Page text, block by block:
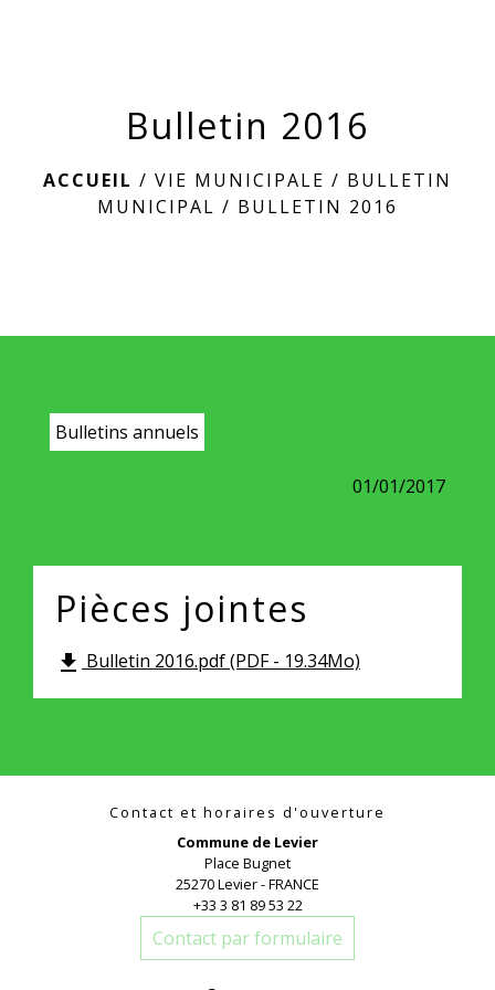
Bulletin 2016
ACCUEIL / VIE MUNICIPALE / BULLETIN
MUNICIPAL / BULLETIN 2016
Bulletins annuels
01/01/2017
Pièces jointes
file_download Bulletin 2016.pdf (PDF - 19.34Mo)
Contact et horaires d'ouverture
Commune de Levier
Place Bugnet
25270 Levier - FRANCE
+33 3 81 89 53 22
Contact par formulaire